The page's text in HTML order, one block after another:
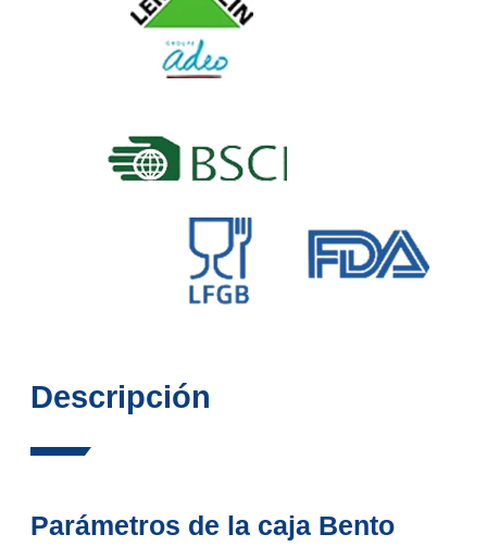
Descripción
Parámetros de la caja Bento